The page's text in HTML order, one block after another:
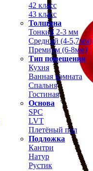
42 класс
43 класс
Толщина
Тонкий 2-3 мм
Средний (4-5,7мм)
Премиум (6-8мм)
Тип помещения
Кухня
Ванная комната
Спальня
Гостиная
Основа
SPC
LVT
Плетёный пол
Подложка
Кантри
Натур
Рустик